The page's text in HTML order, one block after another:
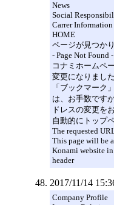
News
Social
Carrer Information
HOME
ページが見つか
- Page Not Found -
コナミホームペ
変更になりました
「ブックマーク
は、お手数です
ドレスの変更を
自動的にトップ
The requested
This page will be
Konami website
header
2017/11/14
Company Profile